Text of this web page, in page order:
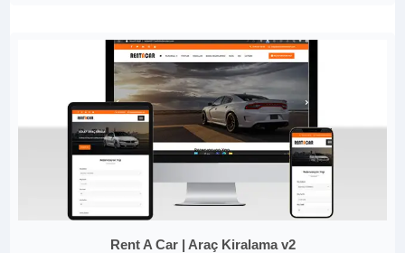
Rent A Car | Araç Kiralama v2